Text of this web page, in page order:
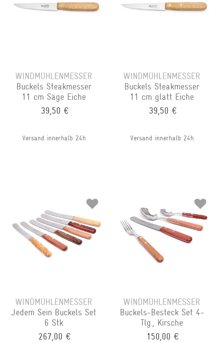
WINDMÜHLENMESSER
Buckels Steakmesser
11 cm Säge Eiche
39,50 €
Versand innerhalb 24h
WINDMÜHLENMESSER
Buckels Steakmesser
11 cm glatt Eiche
39,50 €
Versand innerhalb 24h
WINDMÜHLENMESSER
Jedem Sein Buckels Set
6 Stk
267,00 €
WINDMÜHLENMESSER
Buckels-Besteck Set 4-
Tlg., Kirsche
150,00 €